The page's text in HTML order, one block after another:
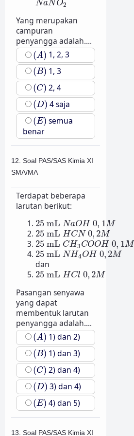
NaNO2
Yang merupakan
campuran
penyangga adalah....
(A)
(A) 1, 2, 3
(B)
(B) 1, 3
(C)
(C) 2, 4
(D)
(D) 4 saja
(E)
(E) semua
benar
12. Soal PAS/SAS Kimia XI
SMA/MA
Terdapat beberapa
larutan berikut:
25 mL NaOH 0, 1M
25 mL NaOH 0 1 M
25 mL HCN 0, 2M
25 mL HCN0,2M
25 mL CH3COOH 0, 1M
25 mL CH3COOH 0 1 M
25 mL NH4OH 0, 2M
25 mL NH4OH0,2M
dan
25 mL HCl 0, 2M
25mL HCl 0, 2M
Pasangan senyawa
yang dapat
membentuk larutan
penyangga adalah....
(A)
(A) 1) dan 2)
(B)
(B) 1) dan 3)
(C)
(C) 2) dan 4)
(D)
(D) 3) dan 4)
(E)
(E) 4) dan 5)
13. Soal PAS/SAS Kimia XI